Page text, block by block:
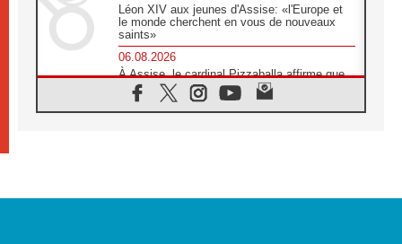
Léon XIV aux jeunes d'Assise: «l'Europe et
le monde cherchent en vous de nouveaux
saints»
06.08.2026
À Assise, le cardinal Pizzaballa affirme que
«les chrétiens veulent la paix»
06.08.2026